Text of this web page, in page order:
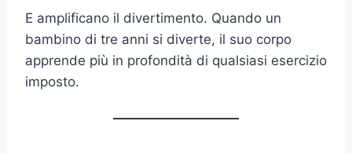
E amplificano il divertimento. Quando un
bambino di tre anni si diverte, il suo corpo
apprende più in profondità di qualsiasi esercizio
imposto.